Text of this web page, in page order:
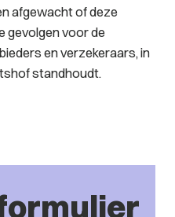
afgewacht of deze
gevolgen voor de
en verzekeraars, in
standhoudt.